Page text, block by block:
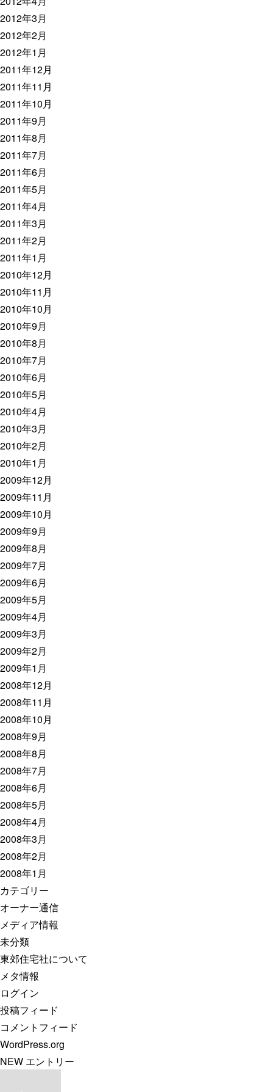
2012年3月
2012年2月
2012年1月
2011年12月
2011年11月
2011年10月
2011年9月
2011年8月
2011年7月
2011年6月
2011年5月
2011年4月
2011年3月
2011年2月
2011年1月
2010年12月
2010年11月
2010年10月
2010年9月
2010年8月
2010年7月
2010年6月
2010年5月
2010年4月
2010年3月
2010年2月
2010年1月
2009年12月
2009年11月
2009年10月
2009年9月
2009年8月
2009年7月
2009年6月
2009年5月
2009年4月
2009年3月
2009年2月
2009年1月
2008年12月
2008年11月
2008年10月
2008年9月
2008年8月
2008年7月
2008年6月
2008年5月
2008年4月
2008年3月
2008年2月
2008年1月
カテゴリー
オーナー通信
メディア情報
未分類
東郊住宅社について
メタ情報
ログイン
投稿フィード
コメントフィード
WordPress.org
NEW エントリー